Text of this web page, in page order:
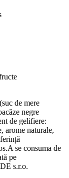
de mere
negre
de gelifiere:
arome naturale,
se consuma de
pe
s.r.o.